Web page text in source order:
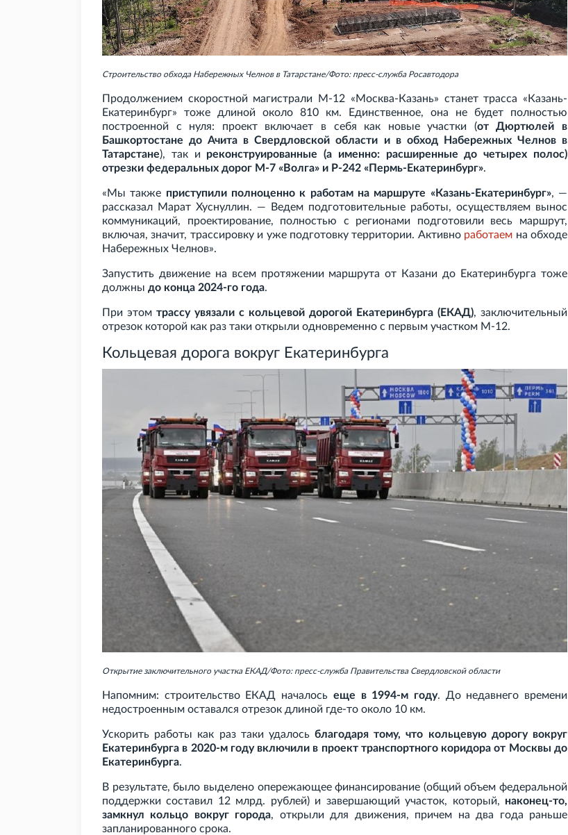
Строительство обхода Набережных Челнов в Татарстане/Фото: пресс-служба Росавтодора
Продолжением скоростной магистрали М-12 «Москва-Казань» станет трасса «Казань-
Екатеринбург» тоже длиной около 810
км. Единственное, она не будет полностью
построенной с нуля: проект включает в себя как новые участки (от Дюртюлей в
Башкортостане до Ачита в Свердловской области и в обход Набережных Челнов в
Татарстане), так и реконструированные (а именно: расширенные до четырех полос)
отрезки федеральных дорог М-7 «Волга» и Р-242 «Пермь-Екатеринбург».
«Мы также приступили полноценно к работам на маршруте «Казань-Екатеринбург», —
рассказал Марат Хуснуллин. — Ведем подготовительные работы, осуществляем вынос
коммуникаций, проектирование, полностью с регионами подготовили весь маршрут,
включая, значит, трассировку и уже подготовку территории. Активно работаем на обходе
Набережных Челнов».
Запустить движение на всем протяжении маршрута от Казани до Екатеринбурга тоже
должны до конца 2024-го года.
При этом трассу увязали с кольцевой дорогой Екатеринбурга (ЕКАД), заключительный
отрезок которой как раз таки открыли одновременно с первым участком М-12.
Кольцевая дорога вокруг Екатеринбурга
Открытие заключительного участка ЕКАД/Фото: пресс-служба Правительства Свердловской области
Напомним: строительство ЕКАД началось еще в 1994-м году. До недавнего времени
недостроенным оставался отрезок длиной где-то около 10 км.
Ускорить работы как раз таки удалосьблагодаря тому, что кольцевую дорогу вокруг
Екатеринбурга в 2020-м году включили в проект транспортного коридора от Москвы до
Екатеринбурга.
В результате, было выделено опережающее финансирование (общий объем федеральной
поддержки составил 12 млрд. рублей) и завершающий участок, который, наконец-то,
замкнул кольцо вокруг города, открыли для движения, причем на два года раньше
запланированного срока.